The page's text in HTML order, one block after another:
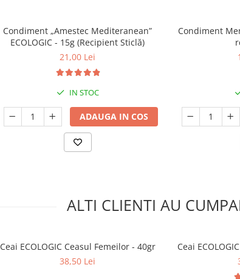
Condiment „Amestec Mediteranean”
ECOLOGIC - 15g (Recipient Sticlă)
21,00 Lei
IN STOC
ADAUGA IN COS
Condiment
ALTI CLIENTI AU
Ceai ECOLOGIC Ceasul Femeilor - 40gr
38,50 Lei
Ceai